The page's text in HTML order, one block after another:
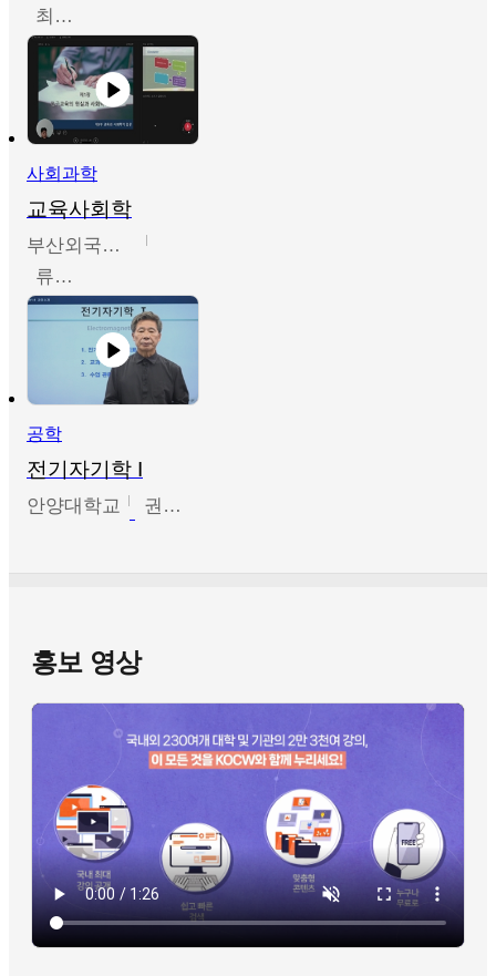
최진오
사회과학
교육사회학
부산외국어대학교
류영철
공학
전기자기학 I
안양대학교 권원현
홍보 영상